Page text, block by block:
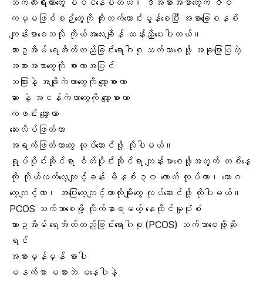
ကမ္မဖြစ်စဉ်တွေကို တိုးတက်ကောင်းမွန်စေပြီး အစာခြေစနစ်
ကျန်းမာစေသလို ကိုယ်အလေးချိန် ထန်းညှိပေးပါတယ်။
သားဥအိမ် ရေအိတ်တည်ခြင်းရောဂါစု သက်သာစေဖို့ အခုပြောပြတဲ့
အစားအစာတွေကို စားတာအပြင်
သကြားနဲ့ အချိုကဲတာတွေကို လျှော့စားတာ
ဆား နဲ့ အငန်ကဲတာတွေကို လျှော့စားတာ
ကဖင်း လျှော့တာ
ဆေးလိပ်ဖြတ်တာ
အရက်ဖြတ်တာတွေ လုပ်ဆောင်ဖို့ လိုပါမယ်။
ရုပ်ပိုင်းဆိုင်ရာ စိတ်ပိုင်းဆိုင်ရာ ကျန်းမာစေဖို့အတွက် တစ်နေ့
ကို ကိုယ်လက်လေ့ကျင့်ခန်း မိနစ် ၃၀ လောက် လုပ်တာ၊ ယောဂ
လေ့ကျင့်တာ၊ အပြေးလေ့ကျင့်တာလိုမျိုးတွေ လုပ်ဆောင်ဖို့ လိုပါမယ်။
PCOS သက်သာစေဖို့ လိုက်နာရမယ့် နေထိုင်မှုပုံစံ
သားဥအိမ် ရေအိတ်တည်ခြင်းရောဂါစု (PCOS) သက်သာစေဖို့ဆို
ရင်
အစားမှန်မှန် စားပါ
မနက်စာ မစားဘဲ မနေပါနဲ့